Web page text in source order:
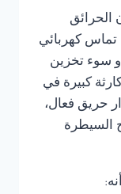
الحرائق
تماس كهربائي
سوء تخزين
كبيرة في
حريق فعال،
السيطرة